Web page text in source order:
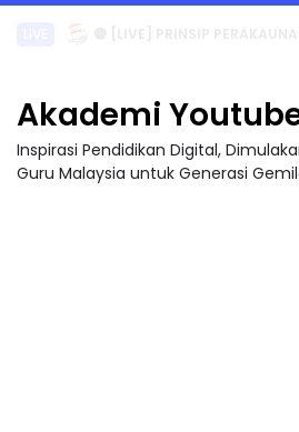
Akademi
Inspirasi Pendidikan Digital,
Guru Malaysia untuk Generasi